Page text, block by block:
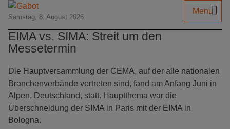
Samstag, 8. August 2026
Menu
EIMA vs. SIMA: Streit um den
Messetermin
Die Hauptversammlung der CEMA, auf der alle nationalen
Branchenverbände vertreten sind, fand am Anfang Juni in
Alpen, Deutschland, statt. Hauptthema war die
Überschneidung der SIMA in Paris mit der EIMA in
Bologna.